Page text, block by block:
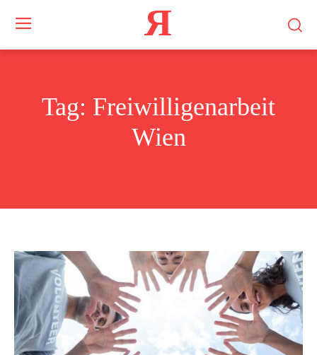
Я
Tag: Freiwilligenarbeit
Wien